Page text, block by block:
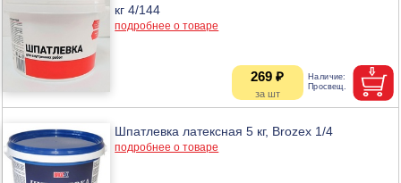
кг 4/144
подробнее о товаре
269 ₽
Шпатлевка латексная 5 кг, Brozex 1/4
подробнее о товаре